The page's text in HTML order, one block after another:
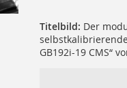
Titelbild: Der
GB192i-19 CMS“